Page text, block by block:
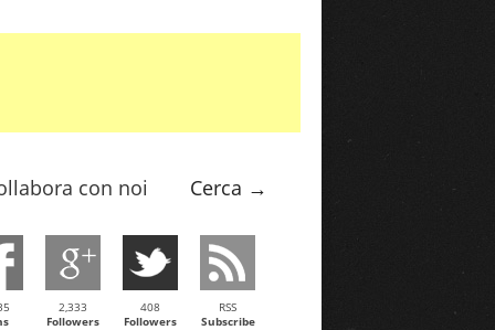
con noi Cerca →
2,333
Followers
408
Followers
RSS
Subscribe